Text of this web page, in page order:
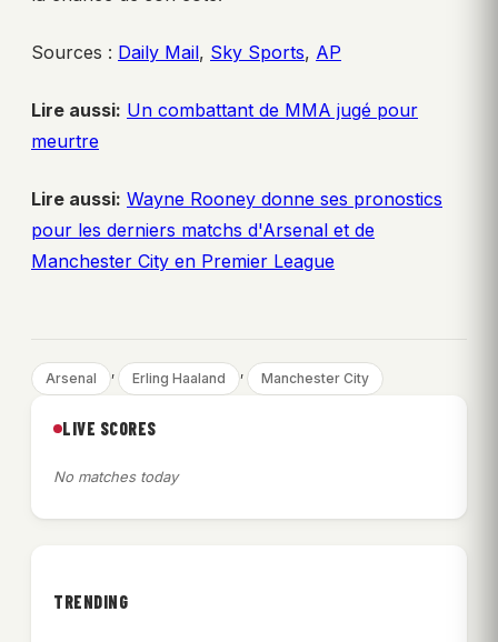
Sources : Daily Mail, Sky Sports, AP
Lire aussi: Un combattant de MMA jugé pour
meurtre
Lire aussi: Wayne Rooney donne ses pronostics
pour les derniers matchs d'Arsenal et de
Manchester City en Premier League
Arsenal , Erling Haaland , Manchester City
LIVE SCORES
No matches today
TRENDING